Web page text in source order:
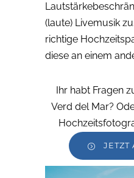
(laute) Livemusik
richtige
diese an einem
Ihr habt Fragen
Verd del Mar?
JETZT